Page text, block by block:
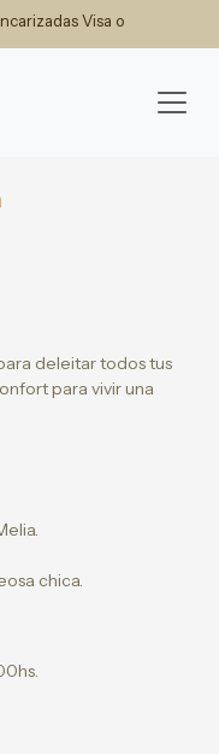
Visa o
deleitar todos tus
para vivir una
chica.